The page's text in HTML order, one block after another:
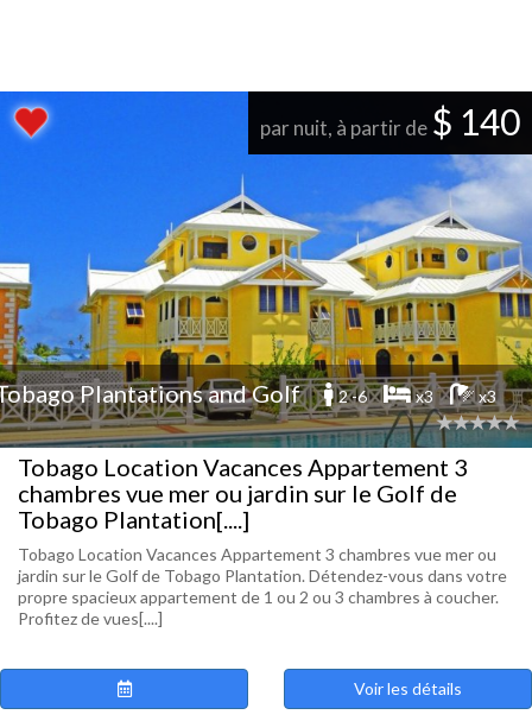
par nuit, à partir de $ 140
Plantations and Golf 2 -6 x3 x3
Tobago Location Vacances Appartement 3
chambres vue mer ou jardin sur le Golf de
Tobago Plantation[....]
Tobago Location Vacances Appartement 3 chambres vue mer ou
jardin sur le Golf de Tobago Plantation. Détendez-vous dans votre
propre spacieux appartement de 1 ou 2 ou 3 chambres à coucher.
Profitez de vues[....]
Voir les détails